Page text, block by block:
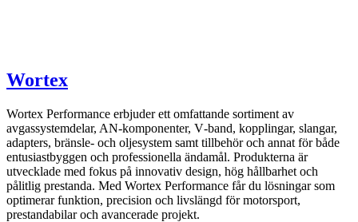
Wortex
Wortex Performance erbjuder ett omfattande sortiment av
avgassystemdelar, AN-komponenter, V‑band, kopplingar, slangar,
adapters, bränsle- och oljesystem samt tillbehör och annat för både
entusiastbyggen och professionella ändamål. Produkterna är
utvecklade med fokus på innovativ design, hög hållbarhet och
pålitlig prestanda. Med Wortex Performance får du lösningar som
optimerar funktion, precision och livslängd för motorsport,
prestandabilar och avancerade projekt.